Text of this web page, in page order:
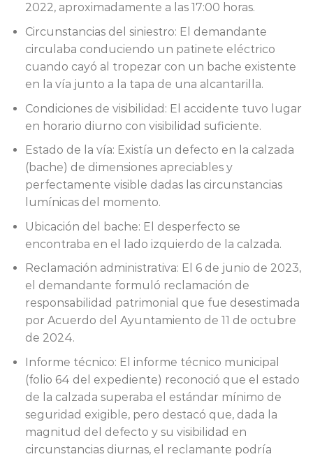
2022, aproximadamente a las 17:00 horas.
Circunstancias del siniestro: El demandante
circulaba conduciendo un patinete eléctrico
cuando cayó al tropezar con un bache existente
en la vía junto a la tapa de una alcantarilla.
Condiciones de visibilidad: El accidente tuvo lugar
en horario diurno con visibilidad suficiente.
Estado de la vía: Existía un defecto en la calzada
(bache) de dimensiones apreciables y
perfectamente visible dadas las circunstancias
lumínicas del momento.
Ubicación del bache: El desperfecto se
encontraba en el lado izquierdo de la calzada.
Reclamación administrativa: El 6 de junio de 2023,
el demandante formuló reclamación de
responsabilidad patrimonial que fue desestimada
por Acuerdo del Ayuntamiento de 11 de octubre
de 2024.
Informe técnico: El informe técnico municipal
(folio 64 del expediente) reconoció que el estado
de la calzada superaba el estándar mínimo de
seguridad exigible, pero destacó que, dada la
magnitud del defecto y su visibilidad en
circunstancias diurnas, el reclamante podría